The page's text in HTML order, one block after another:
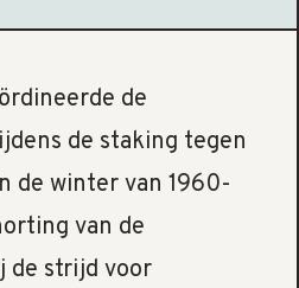
de
de staking tegen
de winter van 1960-
van de
de strijd voor